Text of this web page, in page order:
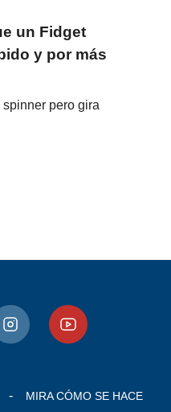
un Fidget
y por más
pero gira
MIRA CÓMO SE HACE